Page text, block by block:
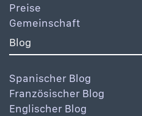
Preise
Gemeinschaft
Blog
Spanischer Blog
Französischer Blog
Englischer Blog